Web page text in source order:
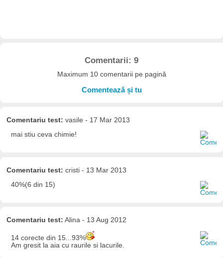
Comentarii: 9
Maximum 10 comentarii pe pagină
Comentează și tu
Comentariu test: vasile - 17 Mar 2013
mai stiu ceva chimie!
Comentariu test: cristi - 13 Mar 2013
40%(6 din 15)
Comentariu test: Alina - 13 Aug 2012
14 corecte din 15...93%
Am gresit la aia cu raurile si lacurile.